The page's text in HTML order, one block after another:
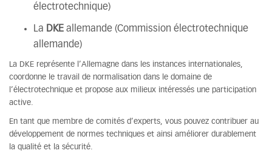
électrotechnique)
La DKE allemande (Commission électrotechnique
allemande)
La DKE représente l’Allemagne dans les instances internationales,
coordonne le travail de normalisation dans le domaine de
l’électrotechnique et propose aux milieux intéressés une participation
active.
En tant que membre de comités d’experts, vous pouvez contribuer au
développement de normes techniques et ainsi améliorer durablement
la qualité et la sécurité.